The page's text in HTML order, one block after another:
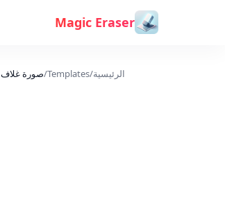
تخطي إلى المحتوى
Magic Eraser
الرئيسية/
Templates
/صورة غلاف TikTok